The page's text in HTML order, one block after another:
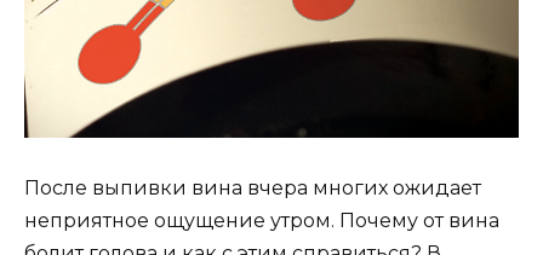
После выпивки вина вчера многих ожидает
неприятное ощущение утром. Почему от вина